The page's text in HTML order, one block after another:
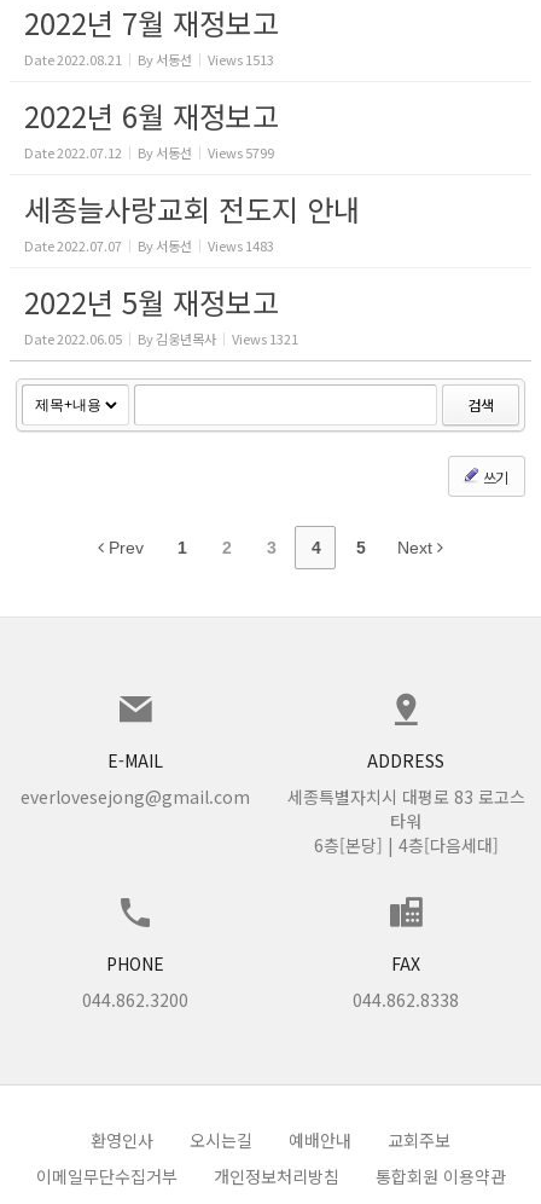
2022년 7월 재정보고
Date2022.08.21 By서동선 Views1513
2022년 6월 재정보고
Date2022.07.12 By서동선 Views5799
세종늘사랑교회 전도지 안내
Date2022.07.07 By서동선 Views1483
2022년 5월 재정보고
Date2022.06.05 By김웅년목사 Views1321
검색
쓰기
Prev 1 2 3 4 5 Next
E-MAIL
everlovesejong@gmail.com
ADDRESS
세종특별자치시 대평로 83 로고스
타워
6층[본당] | 4층[다음세대]
PHONE
044.862.3200
FAX
044.862.8338
환영인사 오시는길 예배안내
교회주보
이메일무단수집거부
개인정보처리방침 통합회원 이용약관